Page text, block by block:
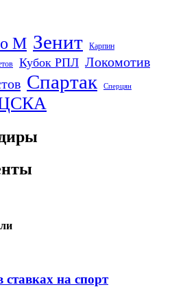
М Зенит Карпин
Кубок РПЛ Локомотив
Спартак Сперцян
ставках на спорт